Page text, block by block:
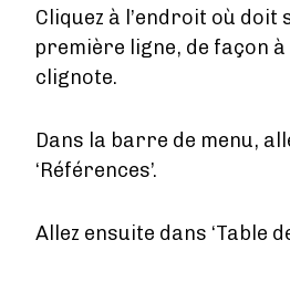
Cliquez à l’endroit où doit
première ligne, de façon
clignote.
Dans la barre de menu,
‘Références’.
Allez ensuite dans ‘Table